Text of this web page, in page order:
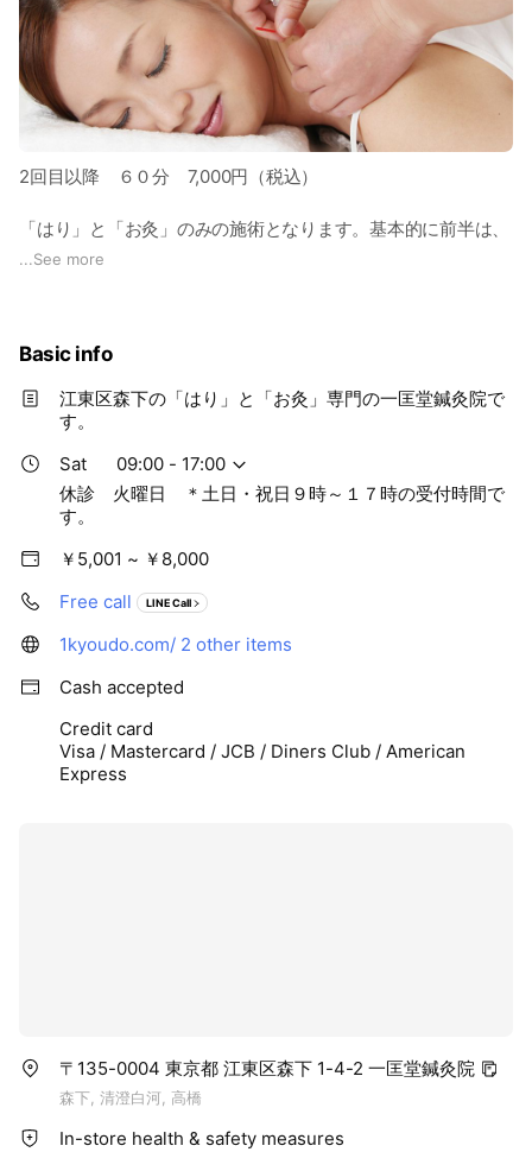
はりの刺激は、強くするのか、弱くするのか、刺してみるの
か、当ててみるのか、回転させるのか、ゆっくり刺すのか、早
く刺すのか、ゆっくり抜くのか、早く抜くのか、瞬時に判断し
ていきます。
お灸は、暖かくなるまで、何壮もすえるのか、一瞬で取るの
か、決めていきます。
すると、ツボは、人の心や体に気を巡らせて、体の奥底に眠っ
ていた自然治癒力が湧き出て、
2回目以降 ６０分 7,000円（税込）
「はり」と「お灸」のみの施術となります。基本的に前半は、
仰向けの状態で、手足のツボを使い体全体の調子を整える施術
...See more
Basic info
江東区森下の「はり」と「お灸」専門の一匡堂鍼灸院で
す。
Sat
09:00 - 17:00
休診 火曜日 ＊土日・祝日９時～１７時の受付時間で
す。
￥5,001 ~ ￥8,000
Free call
LINE Call
1kyoudo.com/ 2 other items
Cash accepted
Credit card
Visa / Mastercard / JCB / Diners Club / American
Express
〒135-0004 東京都 江東区森下 1-4-2 一匡堂鍼灸院
森下, 清澄白河, 高橋
In-store health & safety measures